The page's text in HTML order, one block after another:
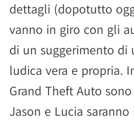
dettagli (dopotutto
vanno in giro con gli
di un suggerimento di
ludica vera e propria.
Grand Theft Auto
Jason e Lucia